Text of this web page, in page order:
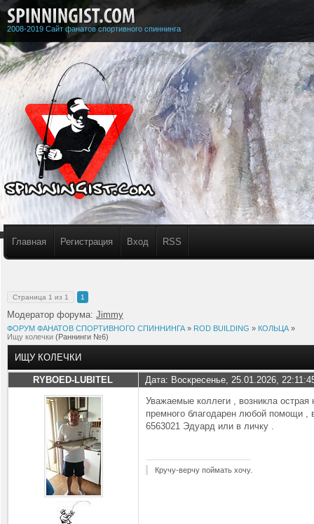
2008-2019 Сайт фанатов спортивного спиннинга
Главная Регистрация Вход RSS
Страница 1 из 1 1
Модератор форума: Jimmy
ФОРУМ ФАНАТОВ СПОРТИВНОГО СПИННИНГА » ROD BUILDING » КОЛЬЦА »
Ищу колечки (Раннинги №6)
ИЩУ КОЛЕЧКИ
RYBOED-LUBITEL Дата: Воскресенье, 25.01.2026,
Уважаемые коллеги , возникла
премного благодарен любой помощи ,
6563021 Эдуард или в личку .
Кручу-верчу поймать хочу.